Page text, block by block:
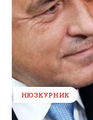
НЮЗКУРНИК